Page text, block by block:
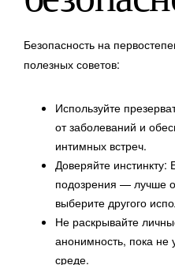
Безопасность на
полезных советов:
Используйте
от заболеваний и
интимных встреч.
Доверяйте инстинкту:
подозрения — лучше
выберите другого
Не раскрывайте
анонимность, пока не
среде.